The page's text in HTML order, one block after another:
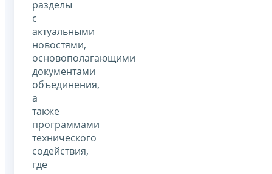
разделы
с
актуальными
новостями,
основополагающими
документами
объединения,
а
также
программами
технического
содействия,
где